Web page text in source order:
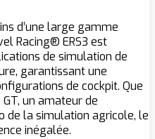
d’une large gamme
Racing® ERS3 est
de simulation de
garantissant une
de cockpit. Que
un amateur de
de la simulation agricole, le
inégalée.